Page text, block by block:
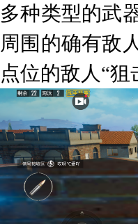
多种类型的武
周围的确有敌
点位的敌人“狙